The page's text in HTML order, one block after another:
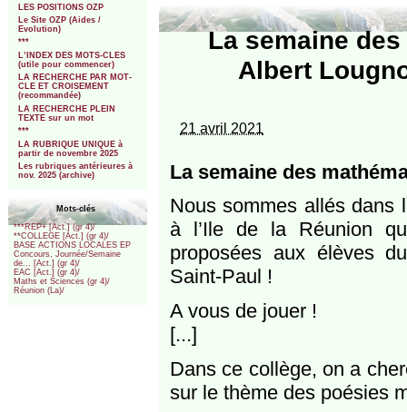
LES POSITIONS OZP
Le Site OZP (Aides /
Evolution)
***
L’INDEX DES MOTS-CLES
(utile pour commencer)
LA RECHERCHE PAR MOT-
CLE ET CROISEMENT
(recommandée)
LA RECHERCHE PLEIN
TEXTE sur un mot
***
LA RUBRIQUE UNIQUE à
partir de novembre 2025
Les rubriques antérieures à
nov. 2025 (archive)
Mots-clés
***REP+ [Act.] (gr 4)/
**COLLEGE [Act.] (gr 4)/
BASE ACTIONS LOCALES EP
Concours, Journée/Semaine
de... [Act.] (gr 4)/
EAC [Act.] (gr 4)/
Maths et Sciences (gr 4)/
Réunion (La)/
La semaine
Albert
21 avril 2021
La semaine des
Nous sommes allés dans
à l’Ile de la Réunion
proposées aux élèves
Saint-Paul !
A vous de jouer !
[...]
Dans ce collège, on a
sur le thème des poésies